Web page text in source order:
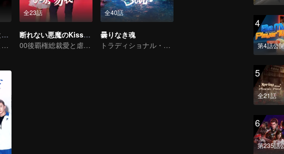
彼女の代わりに彼と結婚しなさい
顔の入れ替えで生まれ変わり、政略結婚、そして愛の始まり
全23話
断れない悪魔のKiss シーズン1
00後覇権総裁愛と虐め物語
全40話
曇りなき魂
トラディショナル・コスチューム · ファンタジー
4
第4話公
5
全21話
6
第235話